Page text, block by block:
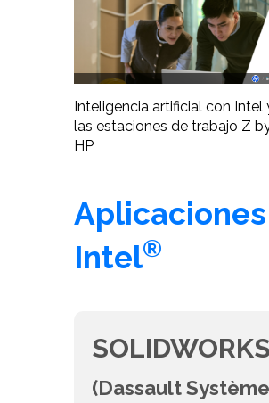
Inteligencia artificial con Intel
las estaciones de trabajo Z
HP
Intel®
(Dassault